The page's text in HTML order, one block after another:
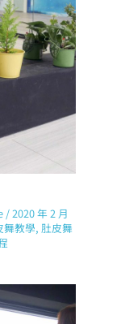
/2020 年 2 月
舞教學,肚皮舞